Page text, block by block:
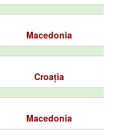
Macedonia
Croația
Macedonia